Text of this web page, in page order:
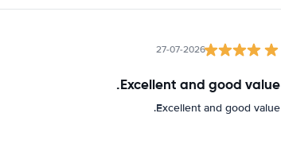
27-07-2026
Excellent and good value.
Excellent and good value.